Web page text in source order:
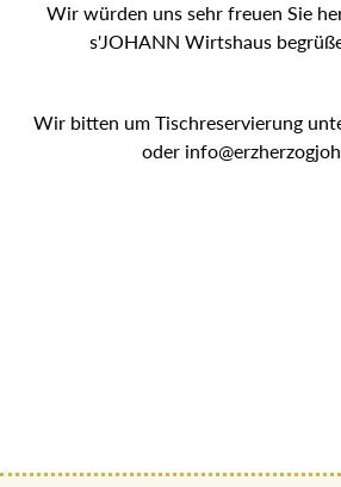
Wir würden uns sehr freuen Sie
s'JOHANN Wirtshaus
Wir bitten um Tischreservierung
oder